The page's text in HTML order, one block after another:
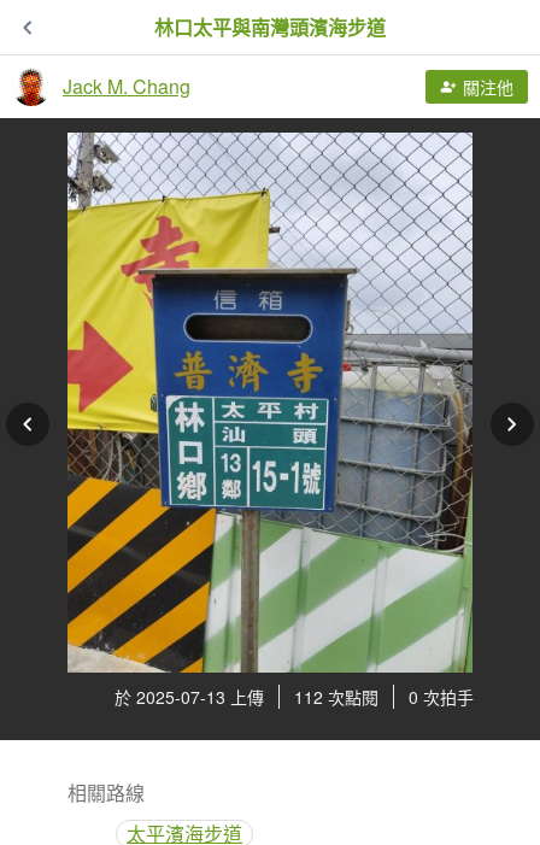
林口太平與南灣頭濱海步道
Jack M. Chang 關注他
於 2025-07-13 上傳 112 次點閱 0 次拍手
相關路線
太平濱海步道